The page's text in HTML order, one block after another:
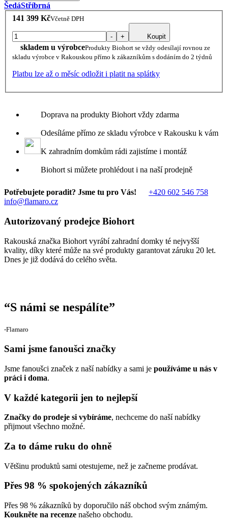
ŠedáStříbrná
141 399 KčVčetně DPH
- + Koupit
skladem u výrobceProdukty Biohort se vždy odesílají rovnou ze
skladu výrobce v Rakouskou přímo k zákazníkům s dodáním do 2 týdnů
Platbu lze až o měsíc odložit i platit na splátky
Doprava na produkty Biohort vždy zdarma
Odesíláme přímo ze skladu výrobce v Rakousku k vám
K zahradním domkům rádi zajistíme i montáž
Biohort si můžete prohlédout i na naší prodejně
Potřebujete poradit? Jsme tu pro Vás!
+420 602 546 758
info@flamaro.cz
Autorizovaný prodejce Biohort
Rakouská značka Biohort vyrábí zahradní domky té nejvyšší
kvality, díky které může na své produkty garantovat záruku 20 let.
Dnes je již dodává do celého světa.
“S námi se nespálíte”
‐Flamaro
Sami jsme fanoušci značky
Jsme fanoušci značek z naší nabídky a sami je používáme u nás v
práci i doma.
V každé kategorii jen to nejlepší
Značky do prodeje si vybíráme, nechceme do naší nabídky
přijmout všechno možné.
Za to dáme ruku do ohně
Většinu produktů sami otestujeme, než je začneme prodávat.
Přes 98 % spokojených zákazníků
Přes 98 % zákazníků by doporučilo náš obchod svým známým.
Koukněte na recenze našeho obchodu.